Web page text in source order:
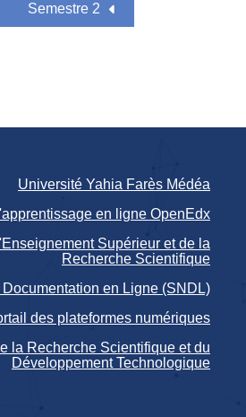
Semestre 2
Université Yahia Farès Médéa
en ligne OpenEdx
Supérieur et de la
Recherche Scientifique
en Ligne (SNDL)
des plateformes numériques
la Recherche Scientifique et du
Développement Technologique